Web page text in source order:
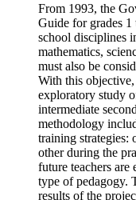
From 1993, the
Guide for grades
school disciplines
mathematics,
must also be
With this
exploratory study
intermediate
methodology
training strategies:
other during the
future teachers
type of pedagogy.
results of the